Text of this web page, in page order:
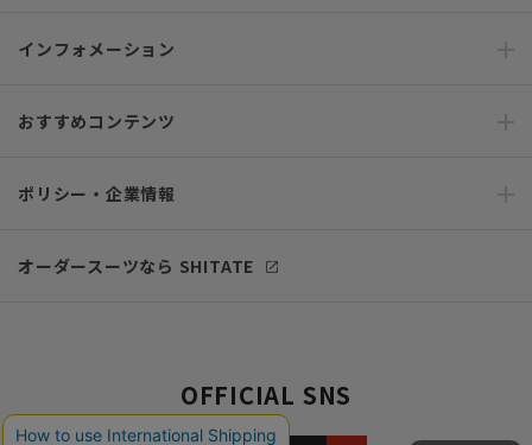
インフォメーション
おすすめコンテンツ
ポリシー・企業情報
オーダースーツなら SHITATE
OFFICIAL SNS